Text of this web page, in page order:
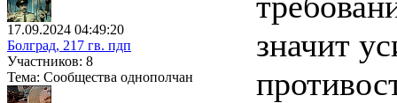
17.09.2024 04:49:20
Болград, 217 гв. пдп
Участников: 8
Тема: Сообщества однополчан
значит